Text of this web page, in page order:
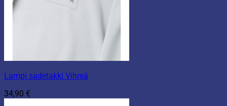
Lampi sadetakki Vihreä
34,90 €